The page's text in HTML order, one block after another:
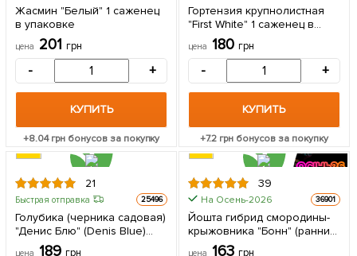
Жасмин "Белый" 1 саженец
в упаковке
цена 201грн
- +
КУПИТЬ
+8.04грн бонусов за покупку
Гортензия крупнолистная
"First White" 1 саженец в
упаковке
цена 180 грн
- +
КУПИТЬ
+7.2 грн бонусов за покупку
21
Быстрая отправка 25496
Голубика (черника садовая)
"Денис Блю" (Denis Blue)
(средний срок созревания,
цена 189грн
39
На Осень-2026 36901
Йошта гибрид смородины-
крыжовника "Бонн" (ранний
срок созревания) 1 саженец
цена 163 грн